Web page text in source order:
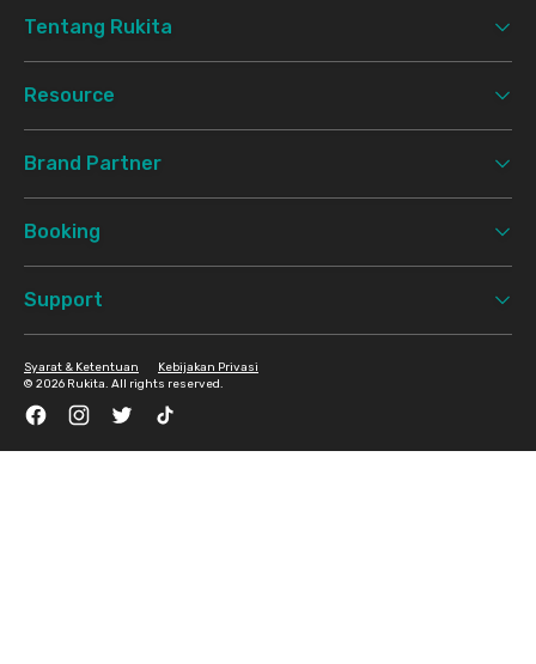
Tentang Rukita
Resource
Brand Partner
Booking
Support
© 2026 Rukita. All rights reserved.
Syarat & Ketentuan Kebijakan Privasi
FacebookInstagramTwitter TikTok